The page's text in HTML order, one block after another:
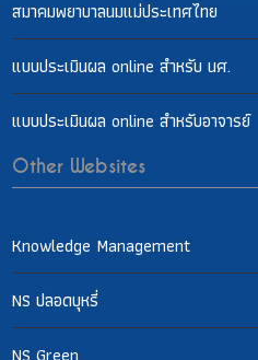
สมาคมพยาบาลนมแม่ประเทศไทย
แบบประเมินผล online สำหรับ นศ.
แบบประเมินผล online สำหรับอาจารย์
Other Websites
Knowledge Management
NS ปลอดบุหรี่